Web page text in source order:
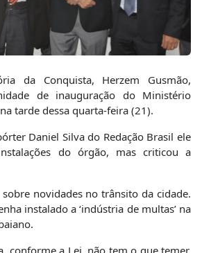
da Conquista, Herzem Gusmão,
de inauguração do Ministério
tarde dessa quarta-feira (21).
Daniel Silva do Redação Brasil ele
do órgão, mas criticou a
novidades no trânsito da cidade.
instalado a ‘indústria de multas’ na
conforme a Lei, não tem o que temer,